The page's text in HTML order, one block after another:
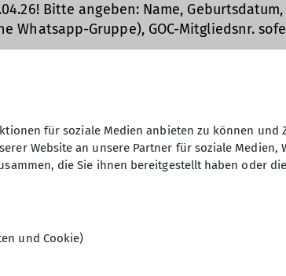
Bitte angeben: Name,
Whatsapp-Gruppe), GOC-Mitgliedsnr.
für soziale Medien anbieten zu können und
Website an unsere Partner für soziale Medien,
die Sie ihnen bereitgestellt haben oder
und Cookie)